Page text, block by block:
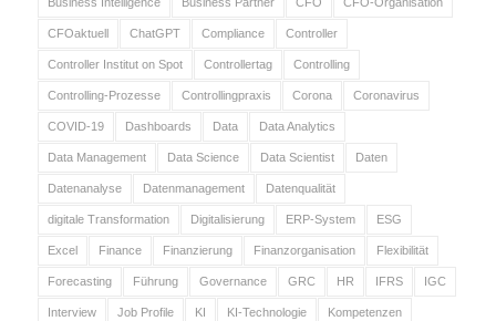
CFOaktuell ChatGPT Compliance Controller
Controller Institut on Spot Controllertag Controlling
Controlling-Prozesse Controllingpraxis Corona Coronavirus
COVID-19 Dashboards Data Data Analytics
Data Management Data Science Data Scientist Daten
Datenanalyse Datenmanagement Datenqualität
digitale Transformation Digitalisierung ERP-System ESG
Excel Finance Finanzierung Finanzorganisation Flexibilität
Forecasting Führung Governance GRC HR IFRS IGC
Interview Job Profile KI KI-Technologie Kompetenzen